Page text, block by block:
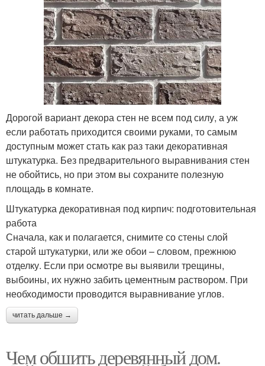
Дорогой вариант декора стен не всем под силу, а уж
если работать приходится своими руками, то самым
доступным может стать как раз таки декоративная
штукатурка. Без предварительного выравнивания стен
не обойтись, но при этом вы сохраните полезную
площадь в комнате.
Штукатурка декоративная под кирпич: подготовительная
работа
Сначала, как и полагается, снимите со стены слой
старой штукатурки, или же обои – словом, прежнюю
отделку. Если при осмотре вы выявили трещины,
выбоины, их нужно забить цементным раствором. При
необходимости проводится выравнивание углов.
читать дальше →
Чем обшить деревянный дом.